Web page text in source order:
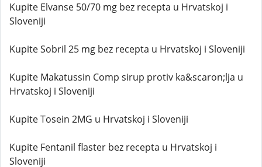
Kupite Elvanse 50/70 mg bez recepta u Hrvatskoj i
Sloveniji
Kupite Sobril 25 mg bez recepta u Hrvatskoj i Sloveniji
Kupite Makatussin Comp sirup protiv ka&scaron;lja u
Hrvatskoj i Sloveniji
Kupite Tosein 2MG u Hrvatskoj i Sloveniji
Kupite Fentanil flaster bez recepta u Hrvatskoj i
Sloveniji